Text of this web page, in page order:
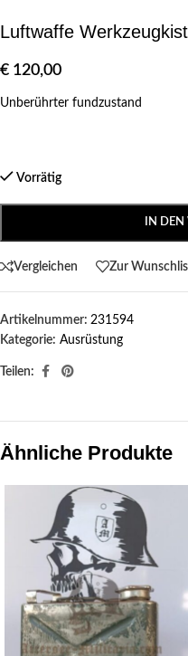
Luftwaffe
€ 120,00
Unberührter fundzustand
Vorrätig
IN
Vergleichen Zur
Artikelnummer: 231594
Kategorie: Ausrüstung
Teilen:
Ähnliche Produkte